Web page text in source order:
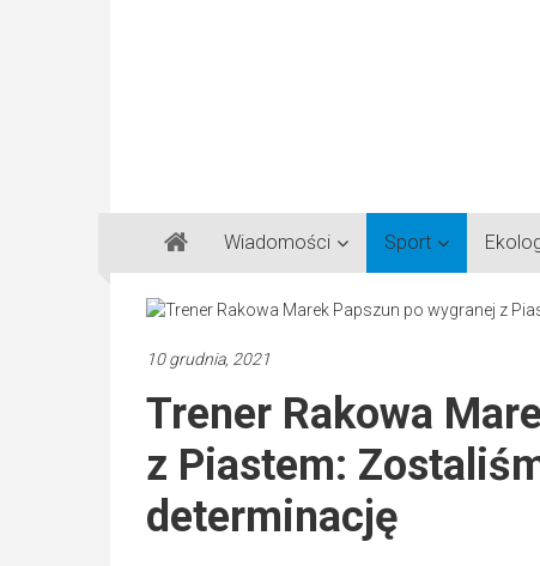
Gazeta
Regionalna
Częstochowa,
Lubliniec,
Wiadomości Sport
10 grudnia, 2021
Trener Rakowa
z Piastem:
determinację